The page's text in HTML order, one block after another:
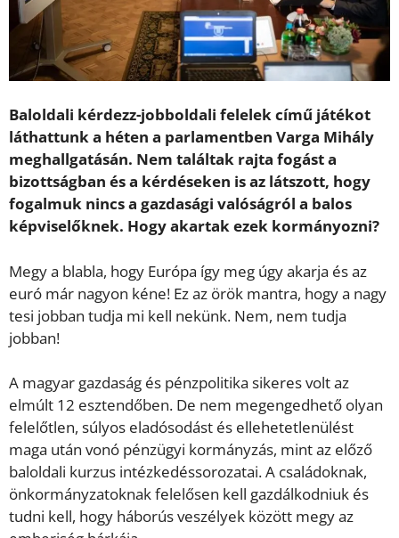
Baloldali kérdezz-jobboldali felelek című játékot
láthattunk a héten a parlamentben Varga Mihály
meghallgatásán. Nem találtak rajta fogást a
bizottságban és a kérdéseken is az látszott, hogy
fogalmuk nincs a gazdasági valóságról a balos
képviselőknek. Hogy akartak ezek kormányozni?
Megy a blabla, hogy Európa így meg úgy akarja és az
euró már nagyon kéne! Ez az örök mantra, hogy a nagy
tesi jobban tudja mi kell nekünk. Nem, nem tudja
jobban!
A magyar gazdaság és pénzpolitika sikeres volt az
elmúlt 12 esztendőben. De nem megengedhető olyan
felelőtlen, súlyos eladósodást és ellehetetlenülést
maga után vonó pénzügyi kormányzás, mint az előző
baloldali kurzus intézkedéssorozatai. A családoknak,
önkormányzatoknak felelősen kell gazdálkodniuk és
tudni kell, hogy háborús veszélyek között megy az